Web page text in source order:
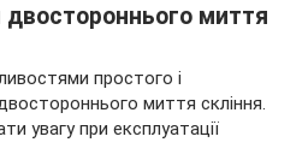
миття
простого і
миття скління.
увагу при експлуатації